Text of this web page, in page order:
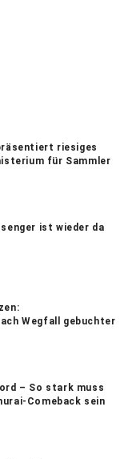
riesiges
für Sammler
ist wieder da
Wegfall gebuchter
– So stark muss
Comeback sein